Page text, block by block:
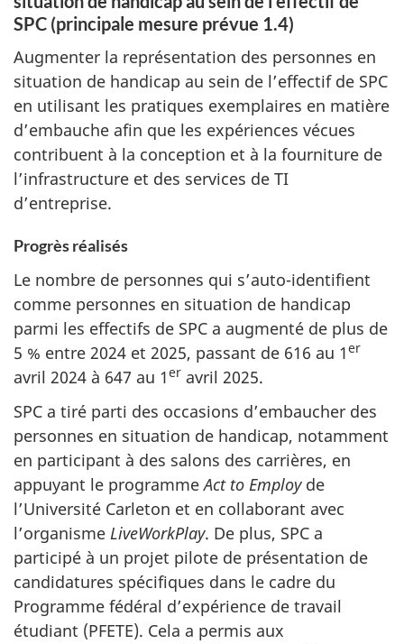
SPC (principale mesure prévue 1.4)
Augmenter la représentation des personnes en
situation de handicap au sein de l’effectif de SPC
en utilisant les pratiques exemplaires en matière
d’embauche afin que les expériences vécues
contribuent à la conception et à la fourniture de
l’infrastructure et des services de TI
d’entreprise.
Progrès réalisés
Le nombre de personnes qui s’auto-identifient
comme personnes en situation de handicap
parmi les effectifs de SPC a augmenté de plus de
5 % entre 2024 et 2025, passant de 616 au 1er
avril 2024 à 647 au 1er avril 2025.
SPC a tiré parti des occasions d’embaucher des
personnes en situation de handicap, notamment
en participant à des salons des carrières, en
appuyant le programmeAct to Employde
l’Université Carleton et en collaborant avec
l’organisme LiveWorkPlay. De plus, SPC a
participé à un projet pilote de présentation de
candidatures spécifiques dans le cadre du
Programme fédéral d’expérience de travail
étudiant (PFETE). Cela a permis aux